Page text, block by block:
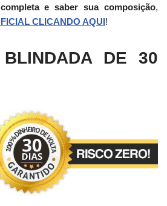
e saber sua composição,
CLICANDO AQUI!
BLINDADA DE 30